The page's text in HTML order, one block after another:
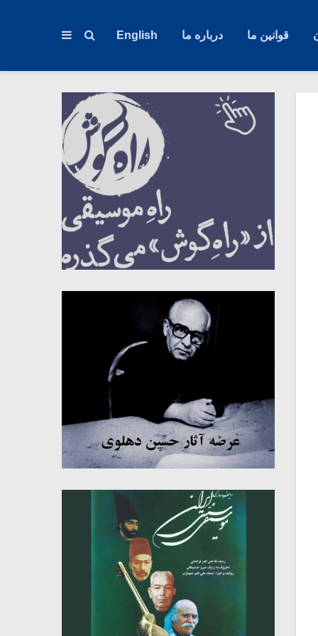
قوانین ما درباره ما English
میکلوش روژا